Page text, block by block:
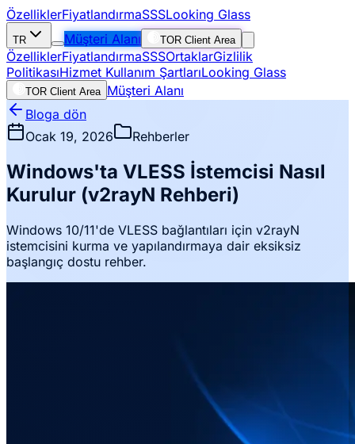
ÖzelliklerFiyatlandırmaSSSLooking Glass
TR Müşteri Alanı TOR Client Area
ÖzelliklerFiyatlandırmaSSSOrtaklarGizlilik
PolitikasıHizmet Kullanım ŞartlarıLooking Glass
TOR Client Area Müşteri Alanı
Bloga dön
Ocak 19, 2026
Rehberler
Windows'ta VLESS İstemcisi Nasıl
Kurulur (v2rayN Rehberi)
Windows 10/11'de VLESS bağlantıları için v2rayN
istemcisini kurma ve yapılandırmaya dair eksiksiz
başlangıç dostu rehber.